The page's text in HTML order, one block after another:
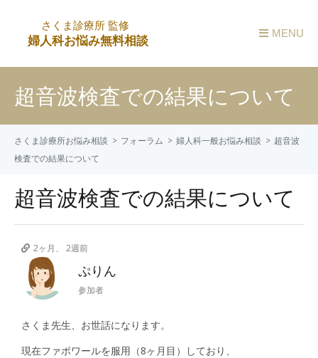
MENU
超音波検査での結果について
さくま診療所お悩み相談 フォーラム 婦人科一般お悩み相談
超音波
検査での結果について
超音波検査での結果について
2ヶ月、 2週前
ぷりん
参加者
さくま先生、お世話になります。
現在ファボワールを服用（8ヶ月目）しており、